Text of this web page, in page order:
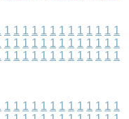
1 1 1 1 1 1 1 1 1 1 1 1 1
1 1 1 1 1 1 1 1 1 1 1 1 1
1 1 1 1 1 1 1 1 1 1 1 1 1
1 1 1 1 1 1 1 1 1 1 1 1 1